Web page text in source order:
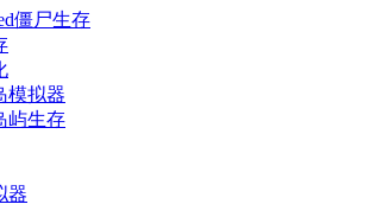
僵尸生存
模拟器
屿生存
器